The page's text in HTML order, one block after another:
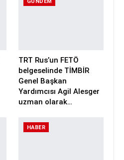
TRT Rus’un FETÖ
belgeselinde TİMBİR
Genel Başkan
Yardımcısı Agil Alesger
uzman olarak…
HABER